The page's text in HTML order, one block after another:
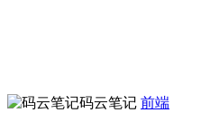
码云笔记 前端